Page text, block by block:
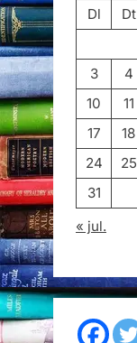
Dl
Dt
3
4
10
11
17
18
24
25
31
« jul.